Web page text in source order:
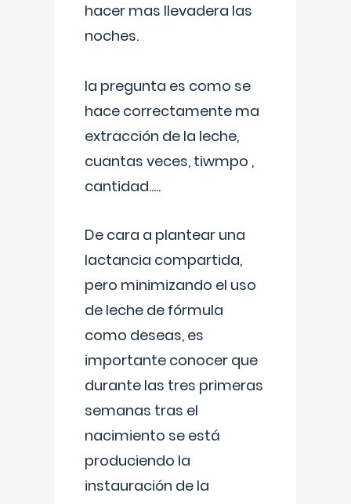
hacer mas llevadera las
noches.
la pregunta es como se
hace correctamente ma
extracción de la leche,
cuantas veces, tiwmpo ,
cantidad.....
De cara a plantear una
lactancia compartida,
pero minimizando el uso
de leche de fórmula
como deseas, es
importante conocer que
durante las tres primeras
semanas tras el
nacimiento se está
produciendo la
instauración de la